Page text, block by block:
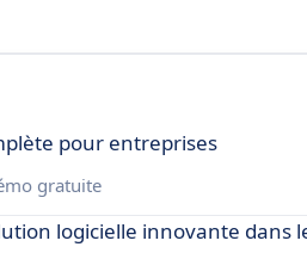
pour entreprises
gratuite
logicielle innovante